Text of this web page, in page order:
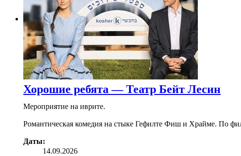
Хорошие ребята — Театр Бейт Лесин
Мероприятие на иврите.
Романтическая комедия на стыке Гефилте Фиш и Храйме. По
Даты:
14.09.2026